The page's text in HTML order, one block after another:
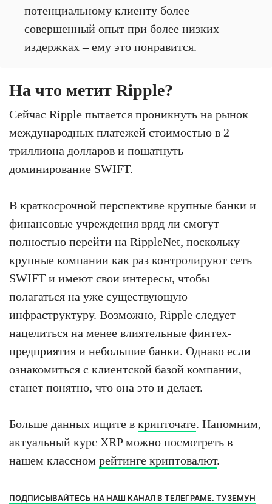
потенциальному клиенту более
совершенный опыт при более низких
издержках – ему это понравится.
На что метит Ripple?
Сейчас Ripple пытается проникнуть на рынок
международных платежей стоимостью в 2
триллиона долларов и пошатнуть
доминирование SWIFT.
В краткосрочной перспективе крупные банки и
финансовые учреждения вряд ли смогут
полностью перейти на RippleNet, поскольку
крупные компании как раз контролируют сеть
SWIFT и имеют свои интересы, чтобы
полагаться на уже существующую
инфраструктуру. Возможно, Ripple следует
нацелиться на менее влиятельные финтех-
предприятия и небольшие банки. Однако если
ознакомиться с клиентской базой компании,
станет понятно, что она это и делает.
Больше данных ищите в крипточате. Напомним,
актуальный курс XRP можно посмотреть в
нашем классном рейтинге криптовалют.
ПОДПИСЫВАЙТЕСЬ НА НАШ КАНАЛ В ТЕЛЕГРАМЕ. ТУЗЕМУН